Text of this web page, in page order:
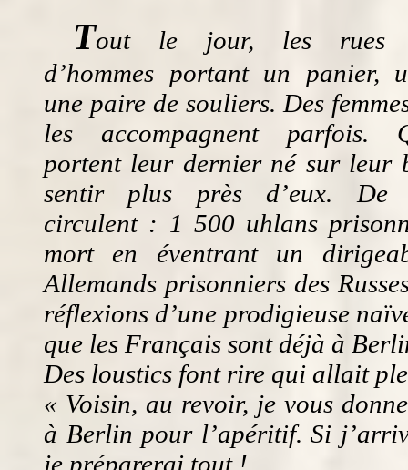
Tout le jour, les rues
d’hommes portant un panier,
une paire de souliers. Des
les accompagnent parfois.
portent leur dernier né sur leur
sentir plus près d’eux. De
circulent : 1 500 uhlans
mort en éventrant un
Allemands prisonniers des
réflexions d’une prodigieuse
que les Français sont déjà à
Des loustics font rire qui allait
« Voisin, au revoir, je vous
à Berlin pour l’apéritif. Si
je préparerai tout !